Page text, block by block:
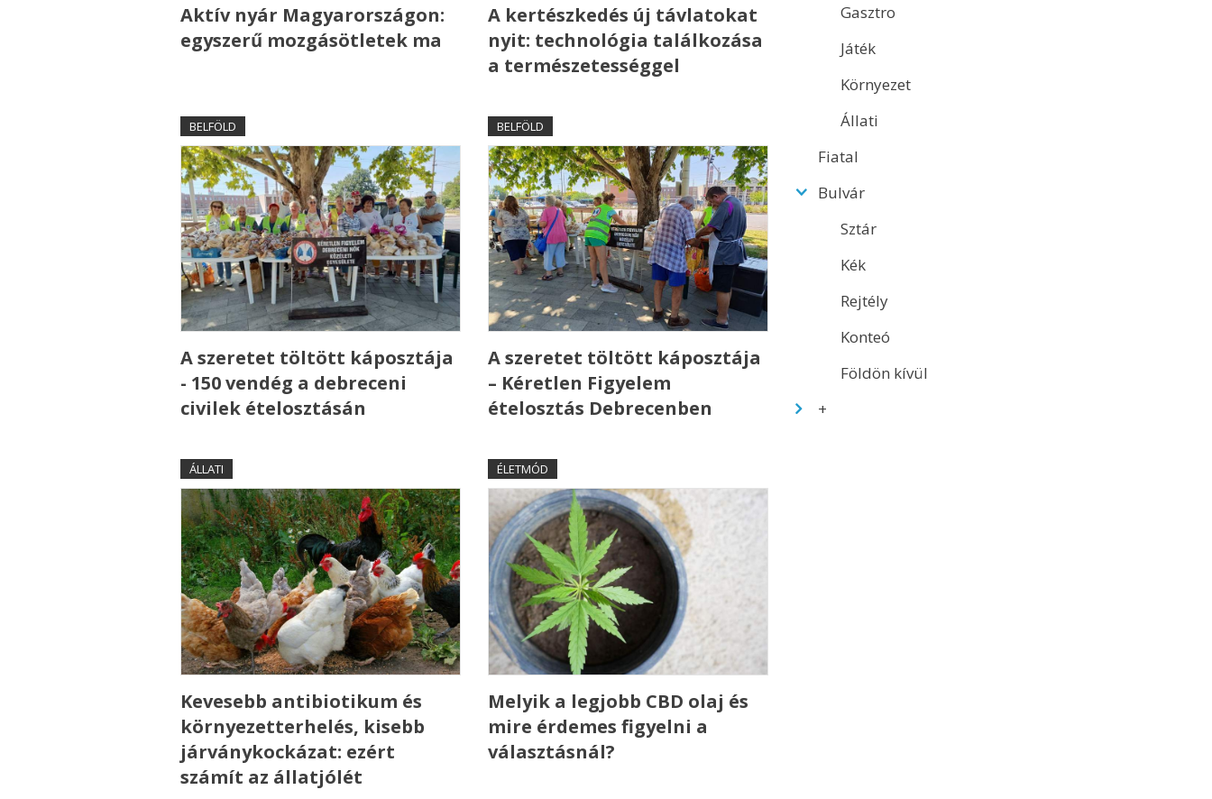
Aktív nyár Magyarországon:
egyszerű mozgásötletek ma
A kertészkedés új távlatokat
nyit: technológia találkozása
a természetességgel
BELFÖLD
A szeretet töltött káposztája
- 150 vendég a debreceni
civilek ételosztásán
BELFÖLD
A szeretet töltött káposztája
– Kéretlen Figyelem
ételosztás Debrecenben
ÁLLATI
Kevesebb antibiotikum és
környezetterhelés, kisebb
járványkockázat: ezért
számít az állatjólét
ÉLETMÓD
Melyik a legjobb CBD olaj és
mire érdemes figyelni a
választásnál?
Gasztro
Játék
Környezet
Állati
Fiatal
Bulvár
Sztár
Kék
Rejtély
Konteó
Földön kívül
+